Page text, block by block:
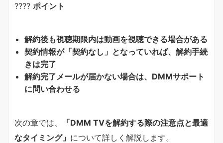
???? ポイント
解約後も視聴期限内は動画を視聴できる場合がある
契約情報が「契約なし」となっていれば、解約手続
きは完了
解約完了メールが届かない場合は、DMMサポート
に問い合わせる
次の章では、
「DMM TVを解約する際の注意点と最適
なタイミング」 について詳しく解説します。